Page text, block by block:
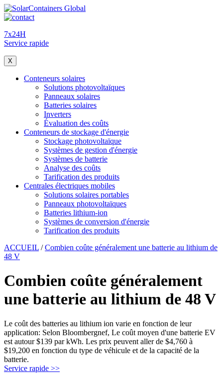
7x24H
Service rapide
X
Conteneurs solaires
Solutions photovoltaïques
Panneaux solaires
Batteries solaires
Inverters
Évaluation des coûts
Conteneurs de stockage d'énergie
Stockage photovoltaïque
Systèmes de gestion d'énergie
Systèmes de batterie
Analyse des coûts
Tarification des produits
Centrales électriques mobiles
Solutions solaires portables
Panneaux photovoltaïques
Batteries lithium-ion
Systèmes de conversion d'énergie
Tarification des produits
ACCUEIL /Combien coûte généralement une batterie au lithium de
48 V
Combien coûte généralement
une batterie au lithium de 48 V
Le coût des batteries au lithium ion varie en fonction de leur
application: Selon Bloombergnef, Le coût moyen d'une batterie EV
est autour $139 par kWh. Les prix peuvent aller de $4,760 à
$19,200 en fonction du type de véhicule et de la capacité de la
batterie.
Service rapide >>